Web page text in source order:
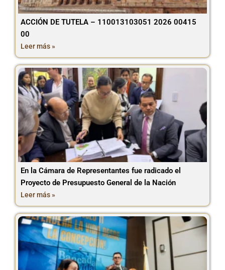
ACCIÓN DE TUTELA – 110013103051 2026 00415
00
Leer más »
En la Cámara de Representantes fue radicado el
Proyecto de Presupuesto General de la Nación
Leer más »